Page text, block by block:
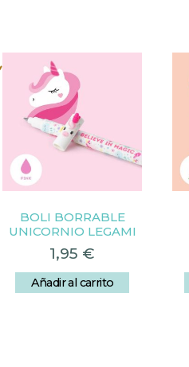
BOLI BORRABLE
UNICORNIO LEGAMI
1,95 €
Añadir al carrito